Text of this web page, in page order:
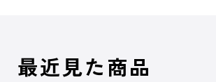
最近見た商品